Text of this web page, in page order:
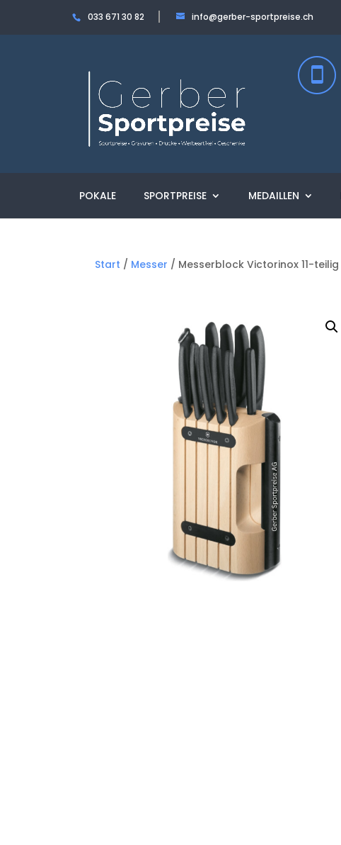
033 671 30 82 info@gerber-sportpreise.ch
POKALE SPORTPREISE MEDAILLEN
Start / Messer / Messerblock Victorinox 11-teilig